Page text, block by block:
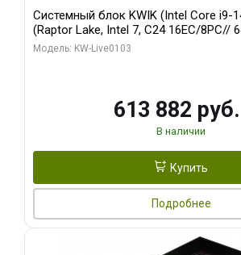
Системный блок KWIK (Intel Core i9-
(Raptor Lake, Intel 7, C24 16EC/8PC//
модуля)/ Afox RTX4090 24GB GDDR6X
Модель: KW-Live0103
613 882 руб.
В наличии
Купить
Подробнее